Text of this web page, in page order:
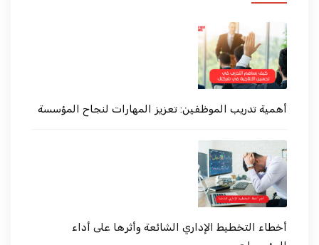
أهمية تدريب الموظفين: تعزيز المهارات لنجاح المؤسسة
أخطاء التخطيط الإداري الشائعة وأثرها على أداء